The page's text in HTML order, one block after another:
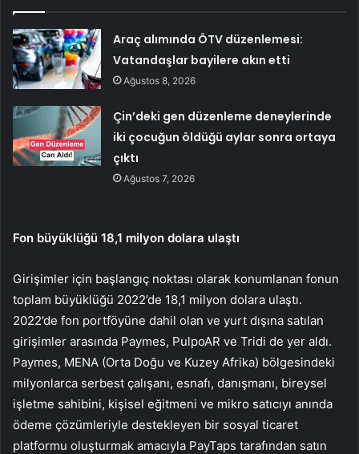
Araç alımında ÖTV düzenlemesi:
Vatandaşlar bayilere akın etti
Ağustos 8, 2026
Çin’deki gen düzenleme deneylerinde
iki çocuğun öldüğü aylar sonra ortaya
çıktı
Ağustos 7, 2026
Fon büyüklüğü 18,1 milyon dolara ulaştı
Girişimler için başlangıç ​​noktası olarak konumlanan fonun
toplam büyüklüğü 2022’de 18,1 milyon dolara ulaştı.
2022’de fon portföyüne dahil olan ve yurt dışına satılan
girişimler arasında Paymes, PulpoAR ve Tridi de yer aldı.
Paymes, MENA (Orta Doğu ve Kuzey Afrika) bölgesindeki
milyonlarca serbest çalışanı, esnafı, danışmanı, bireysel
işletme sahibini, kişisel eğitmeni ve mikro satıcıyı anında
ödeme çözümleriyle destekleyen bir sosyal ticaret
platformu oluşturmak amacıyla PayTaps tarafından satın